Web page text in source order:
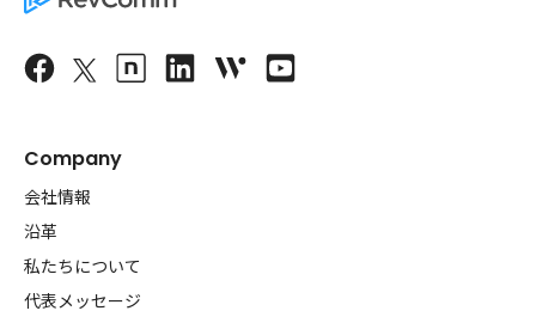
Company
会社情報
沿革
私たちについて
代表メッセージ